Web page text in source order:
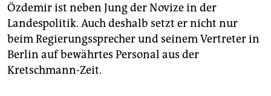
Özdemir ist neben Jung der Novize in der
Landespolitik. Auch deshalb setzt er nicht nur
beim Regierungssprecher und seinem Vertreter in
Berlin auf bewährtes Personal aus der
Kretschmann-Zeit.